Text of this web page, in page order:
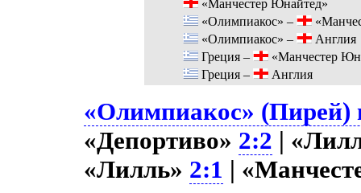
«Манчестер Юнайтед»
«Олимпиакос» –
«Олимпиакос» –
Англия
Греция –
«Манчестер
Греция –
Англия
«Олимпиакос» (Пирей)
«Депортиво» 2:2 |
«Лилль» 2:1 |